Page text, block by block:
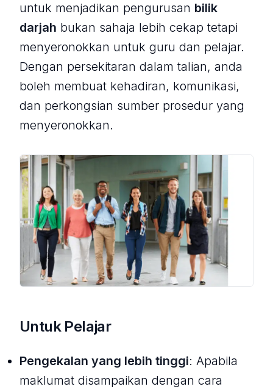
untuk menjadikan pengurusan bilik
darjah bukan sahaja lebih cekap tetapi
menyeronokkan untuk guru dan pelajar.
Dengan persekitaran dalam talian, anda
boleh membuat kehadiran, komunikasi,
dan perkongsian sumber prosedur yang
menyeronokkan.
Untuk Pelajar
Pengekalan yang lebih tinggi: Apabila
maklumat disampaikan dengan cara